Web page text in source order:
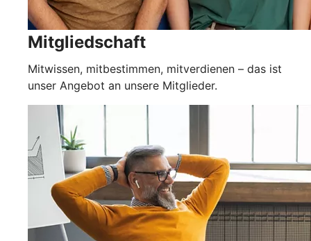
Mitgliedschaft
Mitwissen, mitbestimmen, mitverdienen – das ist
unser Angebot an unsere Mitglieder.